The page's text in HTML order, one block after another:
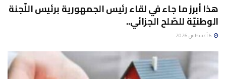
هذا أبرز ما جاء في لقاء رئيس الجمهورية برئيس اللّجنة
الوطنيّة للصّلح الجزائي..